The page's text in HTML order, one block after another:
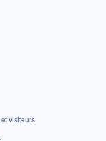
visiteurs